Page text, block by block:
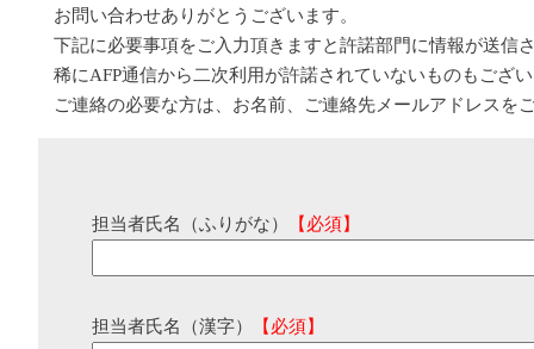
お問い合わせありがとうございます。
下記に必要事項をご入力頂きますと許諾部門に情報が送信
稀にAFP通信から二次利用が許諾されていないものもござ
ご連絡の必要な方は、お名前、ご連絡先メールアドレスを
担当者氏名（ふりがな） 【必須】
担当者氏名（漢字） 【必須】